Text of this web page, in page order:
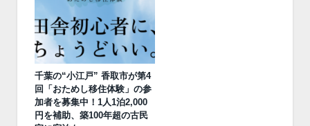
千葉の“小江戸” 香取市が第4
回「おためし移住体験」の参
加者を募集中！1人1泊2,000
円を補助、築100年超の古民